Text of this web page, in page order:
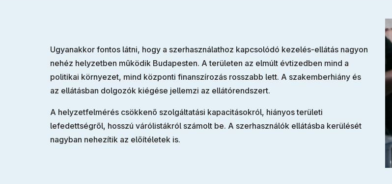
Ugyanakkor fontos látni, hogy a szerhasználathoz kapcsolódó kezelés-ellátás nagyon
nehéz helyzetben működik Budapesten. A területen az elmúlt évtizedben mind a
politikai környezet, mind központi finanszírozás rosszabb lett. A szakemberhiány és
az ellátásban dolgozók kiégése jellemzi az ellátórendszert.
A helyzetfelmérés csökkenő szolgáltatási kapacitásokról, hiányos területi
lefedettségről, hosszú várólistákról számolt be. A szerhasználók ellátásba kerülését
nagyban nehezítik az előítéletek is.